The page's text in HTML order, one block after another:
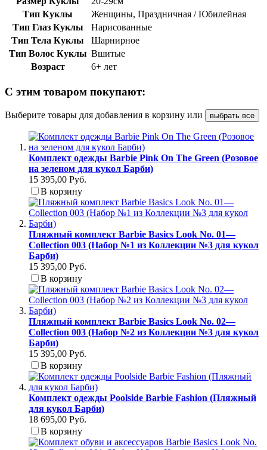
Тип Куклы
Женщины, Праздничная / Юбилейная
Тип Глаз Куклы
Нарисованные
Тип Тела Куклы
Шарнирное
Тип Волос Куклы Вшитые
Возраст
6+ лет
С этим товаром покупают:
Выберите товары для добавления в корзину или выбрать все
Комплект одежды Barbie Pink On The Green (Розовое
на зеленом для кукол Барби)
15 395,00 Руб.
В корзину
Пляжный комплект Barbie Basics Look No. 01—
Collection 003 (Набор №1 из Коллекции №3 для кукол
Барби)
15 395,00 Руб.
В корзину
Пляжный комплект Barbie Basics Look No. 02—
Collection 003 (Набор №2 из Коллекции №3 для кукол
Барби)
15 395,00 Руб.
В корзину
Комплект одежды Poolside Barbie Fashion (Пляжный
для кукол Барби)
18 695,00 Руб.
В корзину